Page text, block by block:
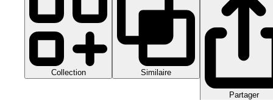
Collection Similaire
Partager